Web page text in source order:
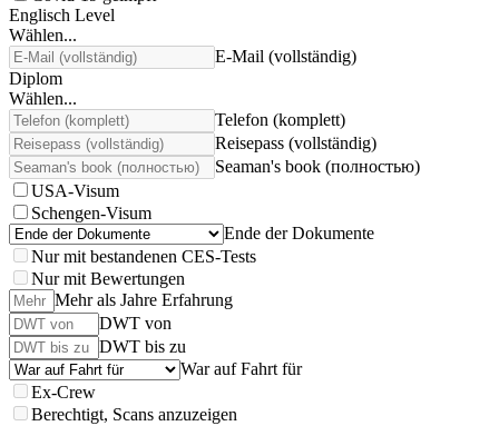
Englisch Level
Wählen...
E-Mail (vollständig)
Diplom
Wählen...
Telefon (komplett)
Reisepass (vollständig)
Seaman's book (полностью)
USA-Visum
Schengen-Visum
Ende der Dokumente
Nur mit bestandenen CES-Tests
Nur mit Bewertungen
Mehr als Jahre Erfahrung
DWT von
DWT bis zu
War auf Fahrt für
Ex-Crew
Berechtigt, Scans anzuzeigen